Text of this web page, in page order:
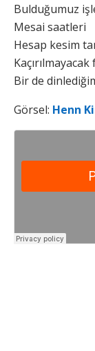
Bulduğumuz
Mesai saatleri
Hesap kesim
Bir de
Görsel: Henn